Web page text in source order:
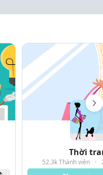
Thời
52.3k Thành viên ·